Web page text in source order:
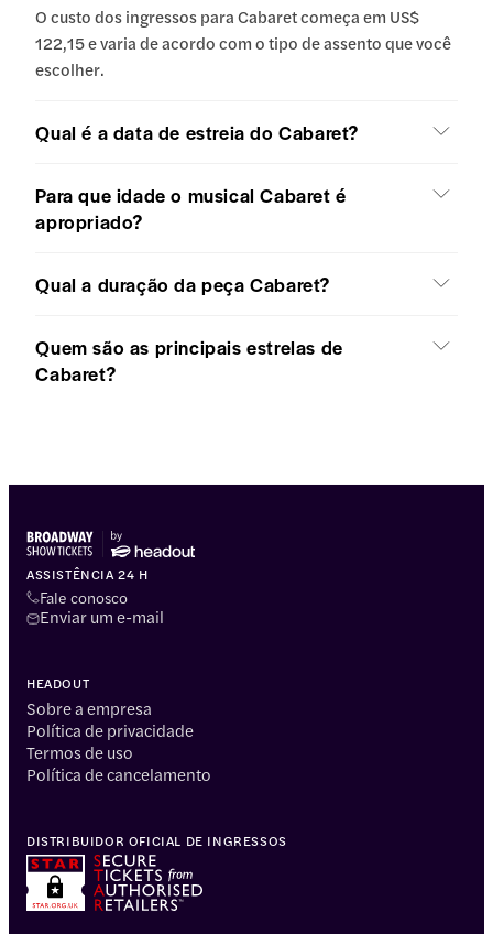
O custo dos ingressos para Cabaret começa em US$
122,15 e varia de acordo com o tipo de assento que você
escolher.
Qual é a data de estreia do Cabaret?
Para que idade o musical Cabaret é
apropriado?
Qual a duração da peça Cabaret?
Quem são as principais estrelas de
Cabaret?
ASSISTÊNCIA 24 H
Fale conosco
Enviar um e-mail
HEADOUT
Sobre a empresa
Política de privacidade
Termos de uso
Política de cancelamento
DISTRIBUIDOR OFICIAL DE INGRESSOS